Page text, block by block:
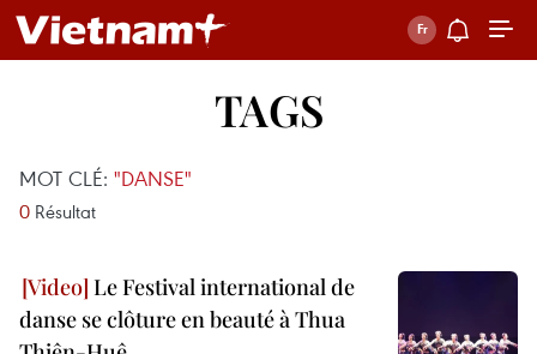
TAGS
MOT CLÉ: "DANSE"
0 Résultat
Le Festival international de
danse se clôture en beauté à Thua